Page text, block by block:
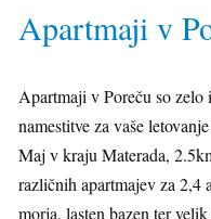
Apartmaji v
Apartmaji v Poreču so zelo
namestitve za vaše
Maj v kraju Materada,
različnih apartmajev za
morja, lasten bazen ter